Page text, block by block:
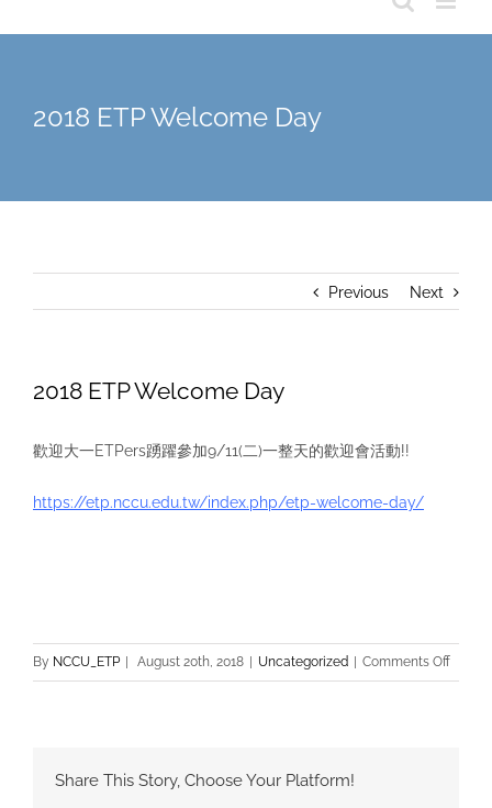
2018 ETP Welcome Day
Previous Next
2018 ETP Welcome Day
歡迎大一ETPers踴躍參加9/11(二)一整天的歡迎會活動!!
https://etp.nccu.edu.tw/index.php/etp-welcome-day/
By NCCU_ETP August 20th, 2018 Uncategorized Comments Offon
2018
Share This Story, Choose Your Platform!